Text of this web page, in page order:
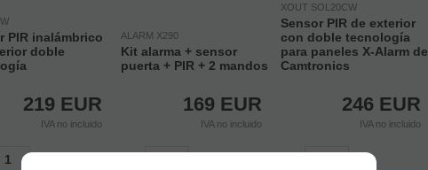
PIR inalámbrico
doble
219 EUR
IVA no incluido
ALARM X290
Kit alarma + sensor
puerta + PIR + 2 mandos
169 EUR
IVA no incluido
XOUT SOL20CW
Sensor PIR de exterior
con doble tecnología
para paneles X-Alarm de
Camtronics
246 EUR
IVA no incluido